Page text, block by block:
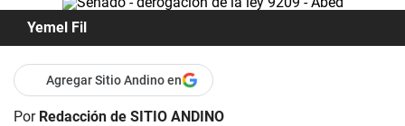
Yemel Fil
Agregar Sitio Andino en
Por Redacción de SITIO ANDINO